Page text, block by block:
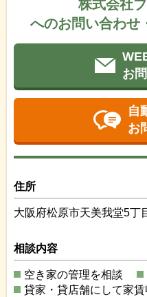
株式会社
へのお問い合わせ
お
自
お
住所
大阪府松原市天美我堂5丁
相談内容
空き家の管理を相談
貸家・貸店舗にして家賃